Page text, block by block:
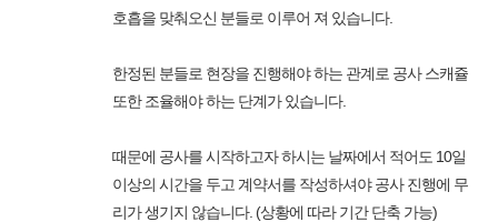
호흡을 맞춰오신 분들로 이루어 져 있습니다.
한정된 분들로 현장을 진행해야 하는 관계로 공사 스캐쥴
또한 조율해야 하는 단계가 있습니다.
때문에 공사를 시작하고자 하시는 날짜에서 적어도 10일
이상의 시간을 두고 계약서를 작성하셔야 공사 진행에 무
리가 생기지 않습니다. (상황에 따라 기간 단축 가능)